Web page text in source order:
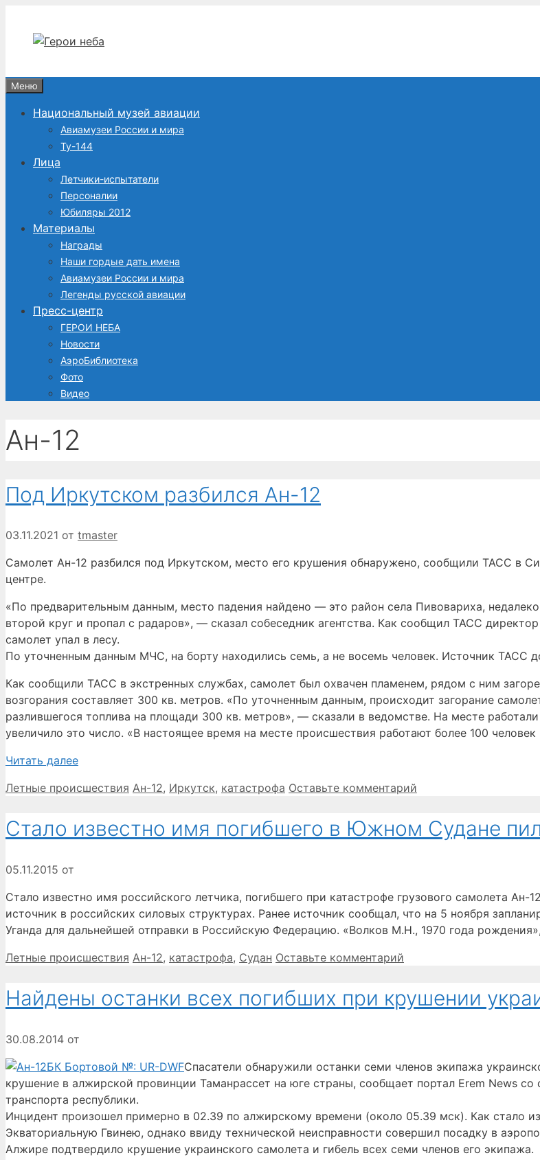
содержимому
Меню
Национальный музей авиации
Авиамузеи России и мира
Ту-144
Лица
Летчики-испытатели
Персоналии
Юбиляры 2012
Материалы
Награды
Наши гордые дать имена
Авиамузеи России и мира
Легенды русской авиации
Пресс-центр
ГЕРОИ НЕБА
Новости
АэроБиблиотека
Фото
Видео
Ан-12
Под Иркутском разбился Ан-12
03.11.2021 от tmaster
Самолет Ан-12 разбился под Иркутском, место его крушения обнаружено, сообщили ТАСС в
центре.
«По предварительным данным, место падения найдено — это район села Пивовариха,
второй круг и пропал с радаров», — сказал собеседник агентства. Как сообщил ТАСС
самолет упал в лесу.
По уточненным данным МЧС, на борту находились семь, а не восемь человек. Источник ТАСС
Как сообщили ТАСС в экстренных службах, самолет был охвачен пламенем, рядом с ним
возгорания составляет 300 кв. метров. «По уточненным данным, происходит загорание
разлившегося топлива на площади 300 кв. метров», — сказали в ведомстве. На месте
увеличило это число. «В настоящее время на месте происшествия работают более 100
Читать далее
Рубрики
Летные происшествия Метки
Ан-12, Иркутск, катастрофа Оставьте комментарий
Стало известно имя погибшего в Южном Судане
05.11.2015 от
Стало известно имя российского летчика, погибшего при катастрофе грузового самолета
источник в российских силовых структурах. Ранее источник сообщал, что на 5 ноября
Уганда для дальнейшей отправки в Российскую Федерацию. «Волков М.Н., 1970 года
Рубрики
Летные происшествия Метки
Ан-12, катастрофа, Судан Оставьте комментарий
Найдены останки всех погибших при крушении
30.08.2014 от
Спасатели обнаружили останки семи членов экипажа
крушение в алжирской провинции Таманрассет на юге страны, сообщает портал Erem News
транспорта республики.
Инцидент произошел примерно в 02.39 по алжирскому времени (около 05.39 мск). Как стало
Экваториальную Гвинею, однако ввиду технической неисправности совершил посадку в
Алжире подтвердило крушение украинского самолета и гибель всех семи членов его экипажа.